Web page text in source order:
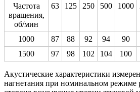
Частота
вращения,
об/мин
63 125 250 500 1000
1000 87 88 92 94 90
1500
97 98 102 104 100
Акустические характеристики
нагнетания при номинальном режиме